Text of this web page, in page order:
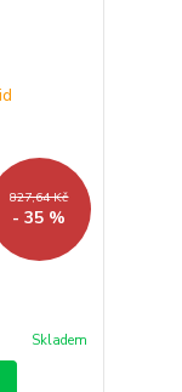
827,64 Kč
- 35 %
Skladem